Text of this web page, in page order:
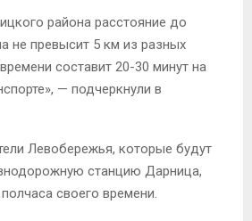
района расстояние до
не превысит 5 км из разных
составит 20-30 минут на
— подчеркнули в
Левобережья, которые будут
станцию Дарница,
своего времени.